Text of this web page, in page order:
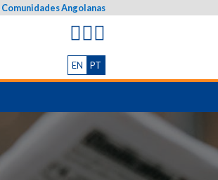
Angolanas
EN PT